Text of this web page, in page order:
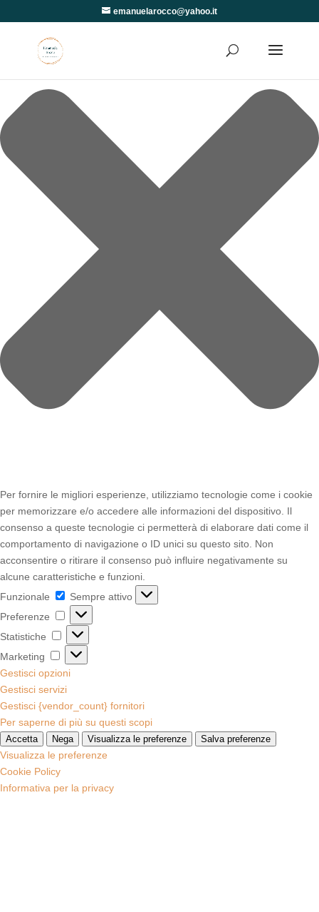
Per fornire le migliori esperienze, utilizziamo tecnologie come i cookie
per memorizzare e/o accedere alle informazioni del dispositivo. Il
consenso a queste tecnologie ci permetterà di elaborare dati come il
comportamento di navigazione o ID unici su questo sito. Non
acconsentire o ritirare il consenso può influire negativamente su
alcune caratteristiche e funzioni.
Funzionale
Funzionale
Sempre attivo
Preferenze
Preferenze
Statistiche Statistiche
Marketing
Marketing
Gestisci opzioni
Gestisci servizi
Gestisci {vendor_count} fornitori
Per saperne di più su questi scopi
Accetta Nega Visualizza le preferenze Salva preferenze
Visualizza le preferenze
Cookie Policy
Informativa per la privacy
emanuelarocco@yahoo.it